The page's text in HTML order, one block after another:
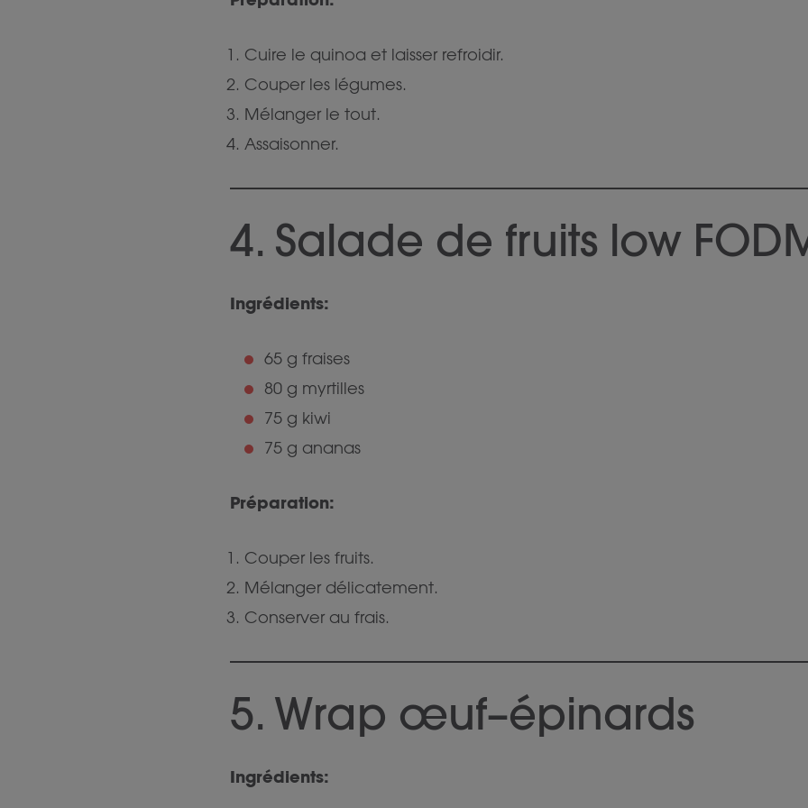
Cuire le quinoa et laisser refroidir.
Couper les légumes.
Mélanger le tout.
Assaisonner.
4. Salade de fruits low
Ingrédients:
65 g fraises
80 g myrtilles
75 g kiwi
75 g ananas
Préparation:
Couper les fruits.
Mélanger délicatement.
Conserver au frais.
5. Wrap œuf–épinards
Ingrédients: